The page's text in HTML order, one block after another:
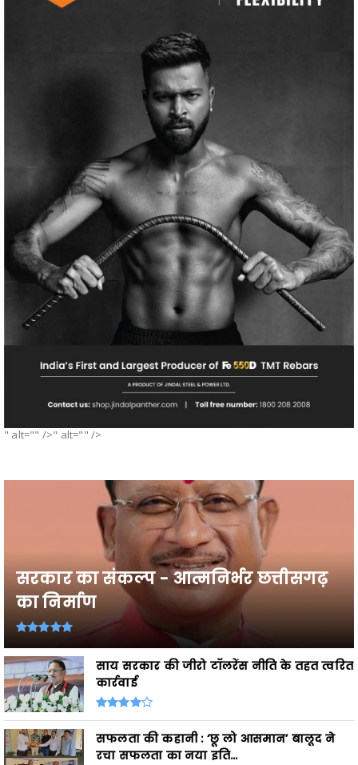
" alt="" />" alt="" />
सरकार का संकल्प - आत्मनिर्भर छत्तीसगढ़
का निर्माण
साय सरकार की जीरो टॉलरेंस नीति के तहत त्वरित
कार्रवाई
सफलता की कहानी : ‘छू लो आसमान’ बालूद ने
रचा सफलता का नया इति...